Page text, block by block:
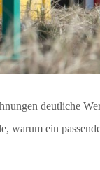
deutliche
warum ein